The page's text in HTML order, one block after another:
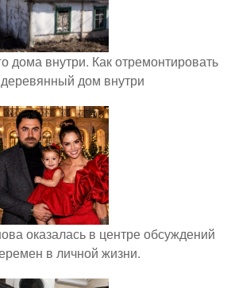
дома внутри. Как отремонтировать
дом внутри
оказалась в центре обсуждений
в личной жизни.